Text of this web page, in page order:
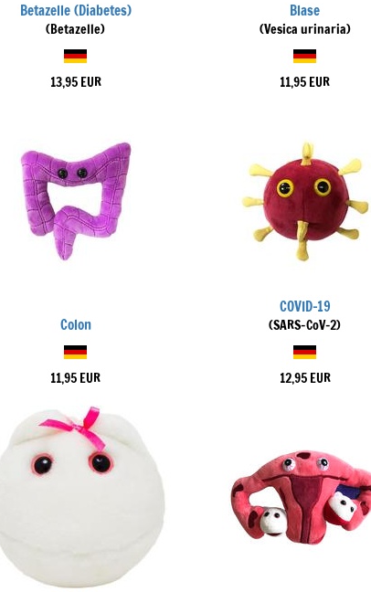
Betazelle (Diabetes)
(Betazelle)
13,95 EUR
Blase
(Vesica urinaria)
11,95 EUR
Colon
11,95 EUR
COVID-19
(SARS-CoV-2)
12,95 EUR